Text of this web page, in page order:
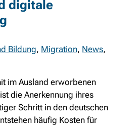
digitale
Bildung, Migration, News,
im Ausland erworbenen
die Anerkennung ihres
Schritt in den deutschen
häufig Kosten für